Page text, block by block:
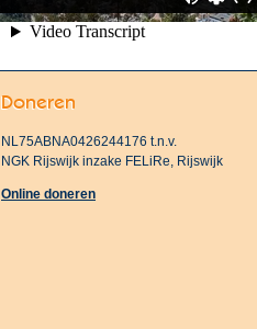
Doneren
NL75ABNA0426244176 t.n.v.
NGK Rijswijk inzake FELiRe, Rijswijk
Online doneren